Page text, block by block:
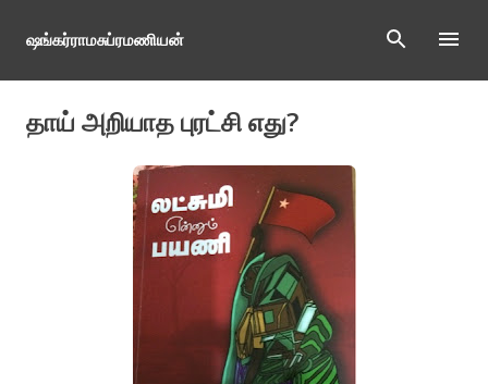
Skip to main content
ஷங்கர்ராமசுப்ரமணியன்
தாய் அறியாத புரட்சி எது?